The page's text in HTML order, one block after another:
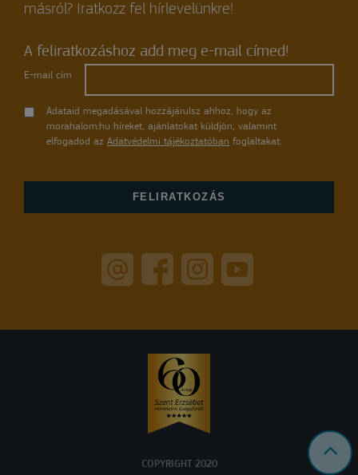
másról? Iratkozz fel hírlevelünkre!
A feliratkozáshoz add meg e-mail címed!
E-mail cím
Adataid megadásával hozzájárulsz ahhoz, hogy az
morahalom.hu híreket, ajánlatokat küldjön, valamint
elfogadod az Adatvédelmi tájékoztatóban foglaltakat.
COPYRIGHT 2020